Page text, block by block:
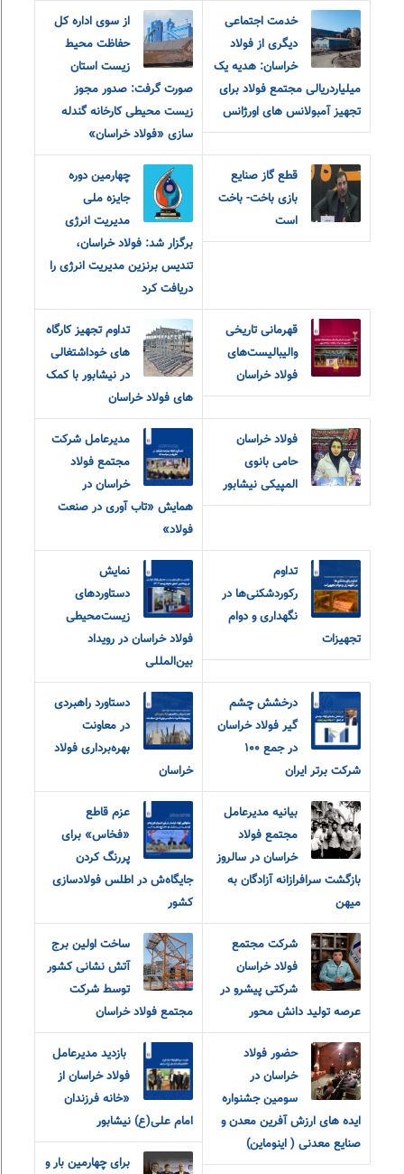
خدمت اجتماعی
دیگری از فولاد
خراسان: هدیه یک
میلیاردریالی مجتمع فولاد برای
تجهیز آمبولانس های اورژانس
از سوی اداره کل
حفاظت محیط
زیست استان
صورت گرفت: صدور مجوز
زیست محیطی کارخانه گندله
سازی «فولاد خراسان»
قطع گاز صنایع
بازی باخت- باخت
است
چهارمین دوره
جایزه ملی
مدیریت انرژی
برگزار شد: فولاد خراسان،
تندیس برنزین مدیریت انرژی را
دریافت کرد
قهرمانی تاریخی
والیبالیست‌های
فولاد خراسان
تداوم تجهیز کارگاه
های خوداشتغالی
در نیشابور با کمک
های فولاد خراسان
فولاد خراسان
حامی بانوی
المپیکی نیشابور
مدیرعامل شرکت
مجتمع فولاد
خراسان در
همایش «تاب آوری در صنعت
فولاد»
تداوم
رکوردشکنی‌ها در
نگهداری و دوام
تجهیزات
نمایش
دستاوردهای
زیست‌محیطی
فولاد خراسان در رویداد
بین‌المللی
درخشش چشم
گیر فولاد خراسان
در جمع ۱۰۰
شرکت برتر ایران
دستاورد راهبردی
در معاونت
بهره‌برداری فولاد
خراسان
بیانیه مدیرعامل
مجتمع فولاد
خراسان در سالروز
بازگشت سرافرازانه آزادگان به
میهن
عزم قاطع
«فخاس» برای
پررنگ کردن
جایگاه‌ش در اطلس فولادسازی
کشور
شرکت مجتمع
فولاد خراسان
شرکتی پیشرو در
عرصه تولید دانش محور
ساخت اولین برج
آتش نشانی کشور
توسط شرکت
مجتمع فولاد خراسان
حضور فولاد
خراسان در
سومین جشنواره
ایده های ارزش آفرین معدن و
صنایع معدنی ( اینوماین)
‎ بازدید مدیرعامل
فولاد خراسان از
«خانه فرزندان
امام‌ علی(ع) نیشابور
برای چهارمین بار و